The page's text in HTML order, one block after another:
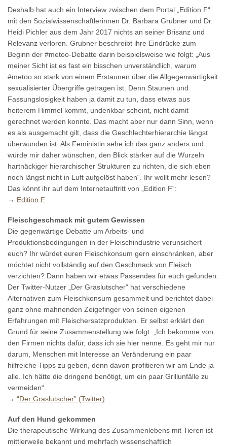
Deshalb hat auch ein Interview zwischen dem Portal „Edition F“
mit den Sozialwissenschaftlerinnen Dr. Barbara Grubner und Dr.
Heidi Pichler aus dem Jahr 2017 nichts an seiner Brisanz und
Relevanz verloren. Grubner beschreibt ihre Eindrücke zum
Beginn der #metoo-Debatte darin beispielsweise wie folgt: „Aus
meiner Sicht ist es fast ein bisschen unverständlich, warum
#metoo so stark von einem Erstaunen über die Allgegenwärtigkeit
sexualisierter Übergriffe getragen ist. Denn Staunen und
Fassungslosigkeit haben ja damit zu tun, dass etwas aus
heiterem Himmel kommt, undenkbar scheint, nicht damit
gerechnet werden konnte. Das macht aber nur dann Sinn, wenn
es als ausgemacht gilt, dass die Geschlechterhierarchie längst
überwunden ist. Als Feministin sehe ich das ganz anders und
würde mir daher wünschen, den Blick stärker auf die Wurzeln
hartnäckiger hierarchischer Strukturen zu richten, die sich eben
noch längst nicht in Luft aufgelöst haben“. Ihr wollt mehr lesen?
Das könnt ihr auf dem Internetauftritt von „Edition F“:
→ Edition F
Fleischgeschmack mit gutem Gewissen
Die gegenwärtige Debatte um Arbeits- und
Produktionsbedingungen in der Fleischindustrie verunsichert
euch? Ihr würdet euren Fleischkonsum gern einschränken, aber
möchtet nicht vollständig auf den Geschmack von Fleisch
verzichten? Dann haben wir etwas Passendes für euch gefunden:
Der Twitter-Nutzer „Der Graslutscher“ hat verschiedene
Alternativen zum Fleischkonsum gesammelt und berichtet dabei
ganz ohne mahnenden Zeigefinger von seinen eigenen
Erfahrungen mit Fleischersatzprodukten. Er selbst erklärt den
Grund für seine Zusammenstellung wie folgt: „Ich bekomme von
den Firmen nichts dafür, dass ich sie hier nenne. Es geht mir nur
darum, Menschen mit Interesse an Veränderung ein paar
hilfreiche Tipps zu geben, denn davon profitieren wir am Ende ja
alle. Ich hätte die dringend benötigt, um ein paar Grillunfälle zu
vermeiden“.
→ “Der Graslutscher” (Twitter)
Auf den Hund gekommen
Die therapeutische Wirkung des Zusammenlebens mit Tieren ist
mittlerweile bekannt und mehrfach wissenschaftlich